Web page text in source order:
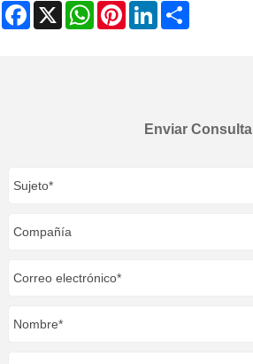
Facebook
X WhatsAppPinterestLinkedIn
Enviar Consulta